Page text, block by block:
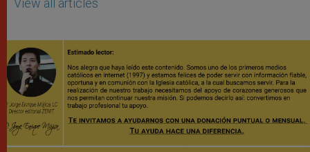
View all articles